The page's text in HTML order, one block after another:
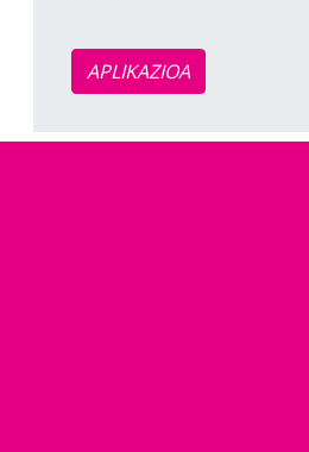
APLIKAZIOA